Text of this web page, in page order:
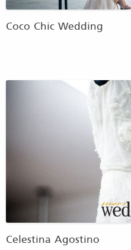
Coco Chic Wedding
Celestina Agostino